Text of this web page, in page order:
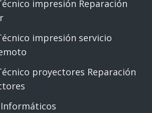
impresión Reparación
impresión servicio
proyectores Reparación